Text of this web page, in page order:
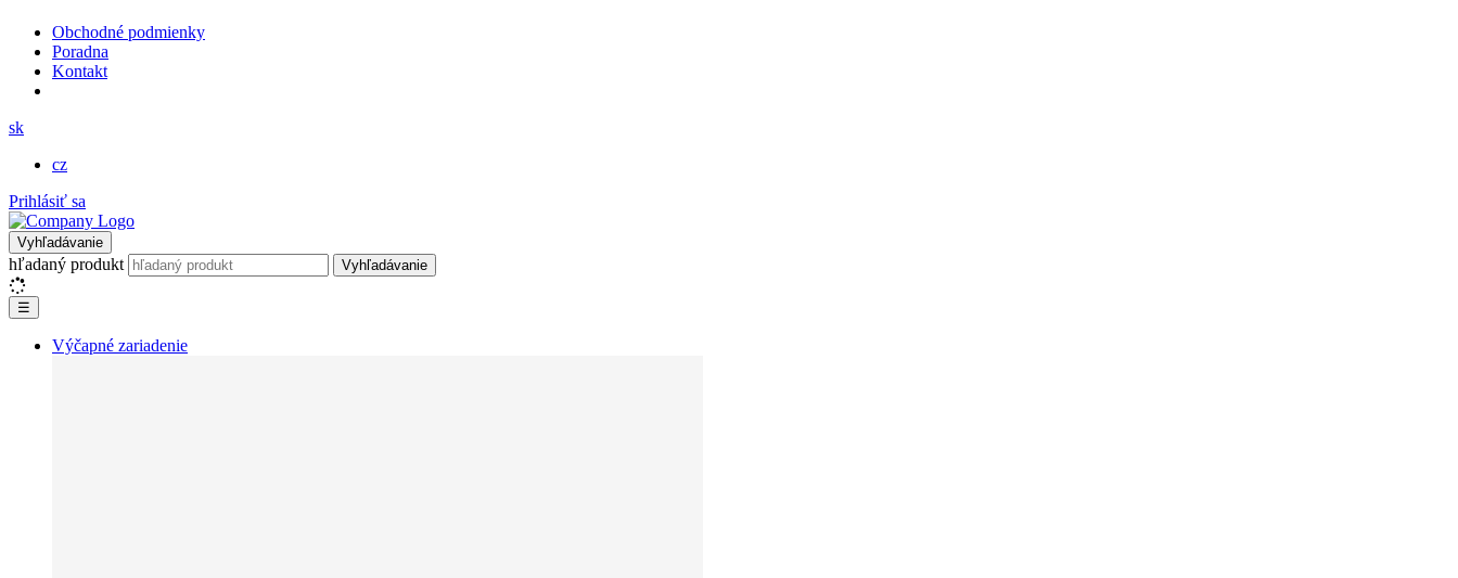
Obchodné podmienky
Poradna
Kontakt
sk
cz
Prihlásiť sa
Vyhľadávanie
hľadaný produkt Vyhľadávanie
☰
Výčapné zariadenie